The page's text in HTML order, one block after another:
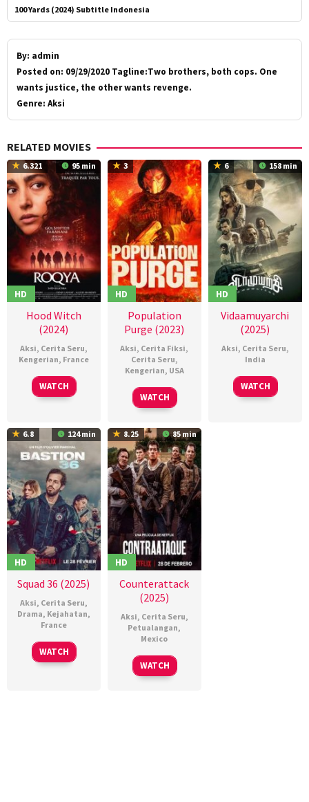
100 Yards (2024) Subtitle Indonesia
By: admin
Posted on: 09/29/2020 Tagline:Two brothers, both cops. One
wants justice, the other wants revenge.
Genre: Aksi
RELATED MOVIES
6.321 95 min
HD
Hood Witch
(2024)
Aksi, Cerita Seru,
Kengerian, France
15
May
Saïd
Belktibia
WATCH
3
HD
Population
Purge (2023)
Aksi, Cerita Fiksi,
Cerita Seru,
Kengerian, USA
02
Dec
Brian
Johnson
WATCH
6 158 min
HD
Vidaamuyarchi
(2025)
Aksi, Cerita Seru,
India
06
Feb
Magizh
Thirumeni
WATCH
6.8 124 min
HD
Squad 36 (2025)
Aksi, Cerita Seru,
Drama, Kejahatan,
France
27
Feb
Olivier
Marchal
WATCH
8.25 85 min
HD
Counterattack
(2025)
Aksi, Cerita Seru,
Petualangan,
Mexico
27
Feb
Chava
Cartas
WATCH